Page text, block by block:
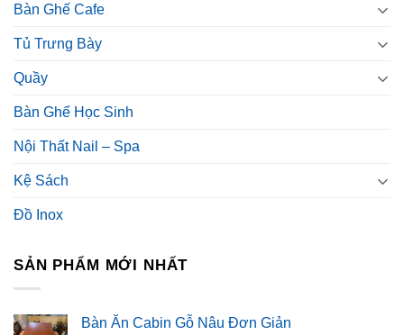
Bàn Ghế Cafe
Tủ Trưng Bày
Quầy
Bàn Ghế Học Sinh
Nội Thất Nail – Spa
Kệ Sách
Đồ Inox
SẢN PHẨM MỚI NHẤT
Bàn Ăn Cabin Gỗ Nâu Đơn Giản